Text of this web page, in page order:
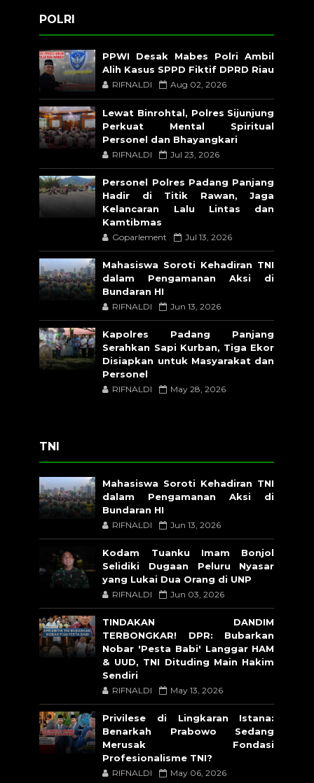
POLRI
PPWI Desak Mabes Polri Ambil
Alih Kasus SPPD Fiktif DPRD Riau
RIFNALDI Aug 02, 2026
Lewat Binrohtal, Polres Sijunjung
Perkuat Mental Spiritual
Personel dan Bhayangkari
RIFNALDI Jul 23, 2026
Personel Polres Padang Panjang
Hadir di Titik Rawan, Jaga
Kelancaran Lalu Lintas dan
Kamtibmas
Goparlement Jul 13, 2026
Mahasiswa Soroti Kehadiran TNI
dalam Pengamanan Aksi di
Bundaran HI
RIFNALDI Jun 13, 2026
Kapolres Padang Panjang
Serahkan Sapi Kurban, Tiga Ekor
Disiapkan untuk Masyarakat dan
Personel
RIFNALDI May 28, 2026
TNI
Mahasiswa Soroti Kehadiran TNI
dalam Pengamanan Aksi di
Bundaran HI
RIFNALDI Jun 13, 2026
Kodam Tuanku Imam Bonjol
Selidiki Dugaan Peluru Nyasar
yang Lukai Dua Orang di UNP
RIFNALDI Jun 03, 2026
TINDAKAN DANDIM
TERBONGKAR! DPR: Bubarkan
Nobar 'Pesta Babi' Langgar HAM
& UUD, TNI Dituding Main Hakim
Sendiri
RIFNALDI May 13, 2026
Privilese di Lingkaran Istana:
Benarkah Prabowo Sedang
Merusak Fondasi
Profesionalisme TNI?
RIFNALDI May 06, 2026